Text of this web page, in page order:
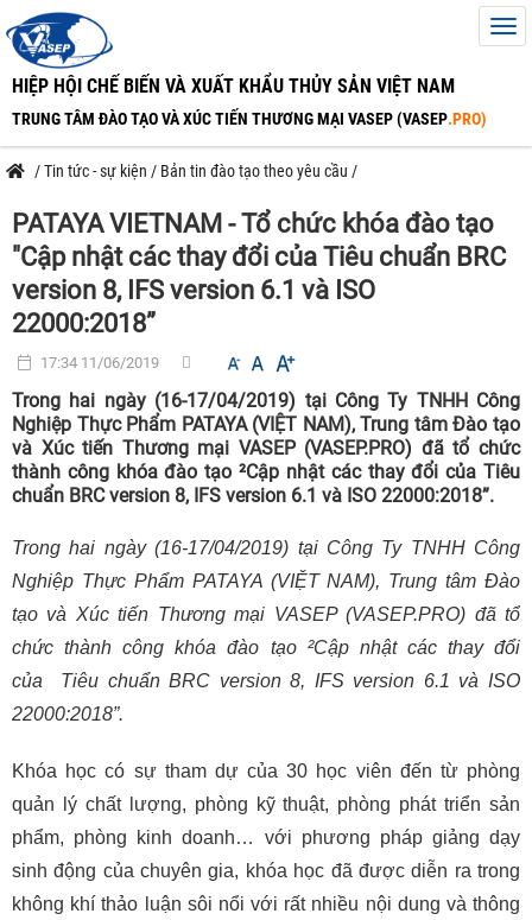
HIỆP HỘI CHẾ BIẾN VÀ XUẤT KHẨU THỦY SẢN VIỆT NAM
TRUNG TÂM ĐÀO TẠO VÀ XÚC TIẾN THƯƠNG MẠI VASEP (VASEP.PRO)
/Tin tức - sự kiện / Bản tin đào tạo theo yêu cầu /
PATAYA VIETNAM - Tổ chức khóa đào tạo
"Cập nhật các thay đổi của Tiêu chuẩn BRC
version 8, IFS version 6.1 và ISO
22000:2018”
17:34 11/06/2019
Trong hai ngày (16-17/04/2019) tại Công Ty TNHH Công
Nghiệp Thực Phẩm PATAYA (VIỆT NAM), Trung tâm Đào tạo
và Xúc tiến Thương mại VASEP (VASEP.PRO) đã tổ chức
thành công khóa đào tạo ²Cập nhật các thay đổi của Tiêu
chuẩn BRC version 8, IFS version 6.1 và ISO 22000:2018”.
Trong hai ngày (16-17/04/2019) tại Công Ty TNHH Công
Nghiệp Thực Phẩm PATAYA (VIỆT NAM), Trung tâm Đào
tạo và Xúc tiến Thương mại VASEP (VASEP.PRO) đãtổ
chức thành công khóa đào tạo ²Cập nhật các thay đổi
của Tiêu chuẩn BRC version 8, IFS version 6.1 và ISO
22000:2018”.
Khóa học có sự tham dự của 30 học viên đến từ phòng
quản lý chất lượng, phòng kỹ thuật, phòng phát triển sản
phẩm, phòng kinh doanh… với phương pháp giảng dạy
sinh động của chuyên gia, khóa học đã được diễn ra trong
không khí thảo luận sôi nổi với rất nhiều nội dung và thông